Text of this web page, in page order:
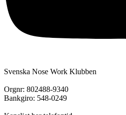
Svenska Nose Work Klubben
Orgnr: 802488-9340
Bankgiro: 548-0249